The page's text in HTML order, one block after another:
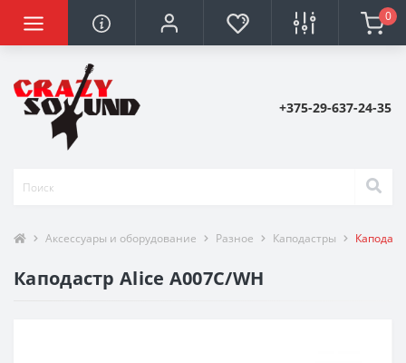
0
+375-29-637-24-35
Аксессуары и оборудование Разное Каподастры
Каподастр Alice A007C/WH